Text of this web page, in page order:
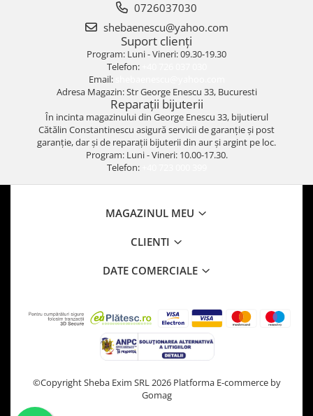
0726037030
shebaenescu@yahoo.com
Suport clienți
Program: Luni - Vineri: 09.30-19.30
Telefon:
Email:
Adresa Magazin: Str George Enescu 33, Bucuresti
Reparații bijuterii
În incinta magazinului din George Enescu 33, bijutierul
Cătălin Constantinescu asigură servicii de garanție și post
garanție, dar și de reparații bijuterii din aur și argint pe loc.
Program: Luni - Vineri: 10.00-17.30.
Telefon:
MAGAZINUL MEU
CLIENTI
DATE COMERCIALE
©Copyright Sheba Exim SRL 2026 Platforma E-commerce by
Gomag